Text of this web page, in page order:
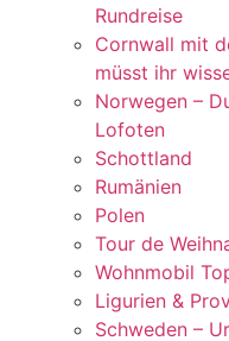
Rundreise
Cornwall mit
müsst ihr
Norwegen –
Lofoten
Schottland
Rumänien
Polen
Tour de
Wohnmobil
Ligurien &
Schweden –